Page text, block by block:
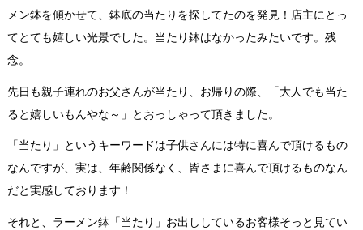
メン鉢を傾かせて、鉢底の当たりを探してたのを発見！店主にとっ
てとても嬉しい光景でした。当たり鉢はなかったみたいです。残
念。
先日も親子連れのお父さんが当たり、お帰りの際、「大人でも当た
ると嬉しいもんやな～」とおっしゃって頂きました。
「当たり」というキーワードは子供さんには特に喜んで頂けるもの
なんですが、実は、年齢関係なく、皆さまに喜んで頂けるものなん
だと実感しております！
それと、ラーメン鉢「当たり」お出ししているお客様そっと見てい